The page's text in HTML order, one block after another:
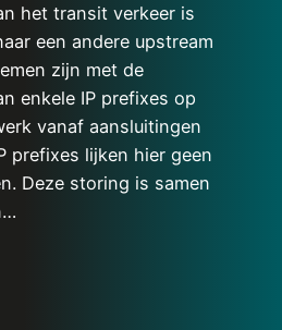
het transit verkeer is
een andere upstream
zijn met de
enkele IP prefixes op
vanaf aansluitingen
prefixes lijken hier geen
Deze storing is samen